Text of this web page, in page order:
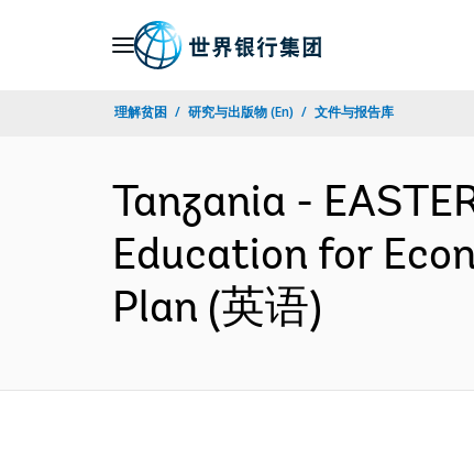
理解贫困 研究与出版物 (En) 文件与报告库
Tanzania -
Education for
Plan (英语)